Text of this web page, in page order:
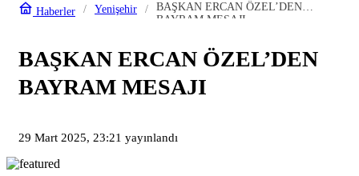
Haberler Yenişehir
BAŞKAN ERCAN ÖZEL’DEN
BAYRAM MESAJI
BAŞKAN ERCAN ÖZEL’DEN
BAYRAM MESAJI
29 Mart 2025, 23:21 yayınlandı